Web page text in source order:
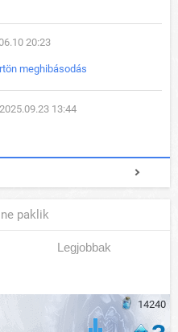
20:23
meghibásodás
13:44
paklik
Legjobbak
14240